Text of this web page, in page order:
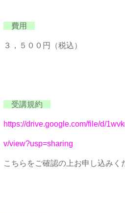
費用
３，５００円（税込）
受講規約
https://drive.google.com/file/d/
v/view?usp=sharing
こちらをご確認の上お申し込みく